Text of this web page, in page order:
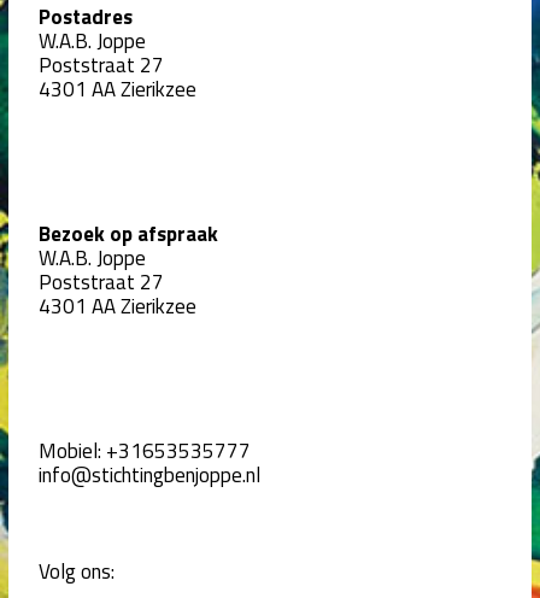
Postadres
W.A.B. Joppe
Poststraat 27
4301 AA Zierikzee
Bezoek op afspraak
W.A.B. Joppe
Poststraat 27
4301 AA Zierikzee
Mobiel: +31653535777
info@stichtingbenjoppe.nl
Volg ons: